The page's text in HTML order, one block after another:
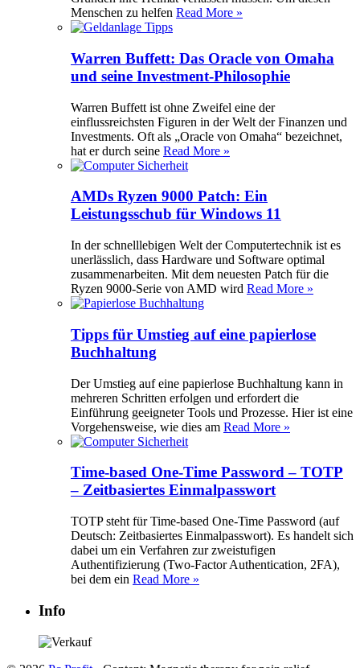
Menschen zu helfen Read More »
Warren Buffett: Das Oracle von Omaha
und seine Investment-Philosophie
Warren Buffett ist ohne Zweifel eine der
einflussreichsten Figuren in der Welt der Finanzen und
Investments. Oft als „Oracle von Omaha“ bezeichnet,
hat er durch seine Read More »
AMDs Ryzen 9000 Patch: Ein
Leistungsschub für Windows 11
In der schnelllebigen Welt der Computertechnik ist es
unerlässlich, dass Hardware und Software optimal
zusammenarbeiten. Mit dem neuesten Patch für die
Ryzen 9000-Serie von AMD wird Read More »
Tipps für Umstieg auf eine papierlose
Buchhaltung
Der Umstieg auf eine papierlose Buchhaltung kann in
mehreren Schritten erfolgen und erfordert die
Einführung geeigneter Tools und Prozesse. Hier ist eine
Vorgehensweise, wie dies am Read More »
Time-based One-Time Password – TOTP
– Zeitbasiertes Einmalpasswort
TOTP steht für Time-based One-Time Password (auf
Deutsch: Zeitbasiertes Einmalpasswort). Es handelt sich
dabei um ein Verfahren zur zweistufigen
Authentifizierung (Two-Factor Authentication, 2FA),
bei dem ein Read More »
Info